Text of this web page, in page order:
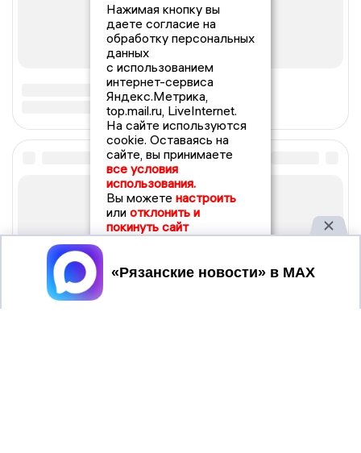
Нажимая кнопку вы
даете согласие на
обработку персональных
данных
с использованием
интернет-сервиса
Яндекс.Метрика,
top.mail.ru, LiveInternet.
На сайте используются
cookie. Оставаясь на
сайте, вы принимаете
все условия
использования.
Вы можете настроить
или отклонить и
покинуть сайт
Принять